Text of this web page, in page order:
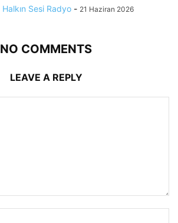
Halkın Sesi Radyo - 21 Haziran 2026
NO COMMENTS
LEAVE A REPLY